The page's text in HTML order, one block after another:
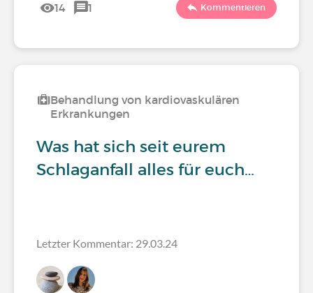
14 1 Kommentieren
Behandlung von kardiovaskulären
Erkrankungen
Was hat sich seit eurem
Schlaganfall alles für euch…
Letzter Kommentar: 29.03.24